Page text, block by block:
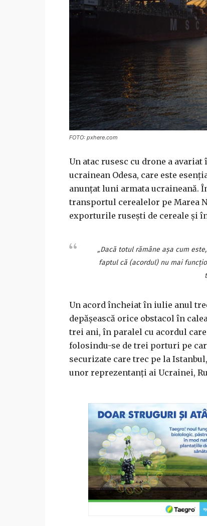
FOTO: pxhere.com
Un atac rusesc cu drone a
ucrainean Odesa, care este
anunţat luni armata ucraineană.
transportul cerealelor pe Marea
exporturile ruseşti de cereale şi
„Dacă totul rămâne aşa cum
faptul că (acordul) nu mai
Un acord încheiat în iulie anul
depăşească orice obstacol în
trei ani, în paralel cu acordul
folosindu-se de trei porturi pe
securizate care trec pe la
unor reprezentanţi ai Ucrainei,